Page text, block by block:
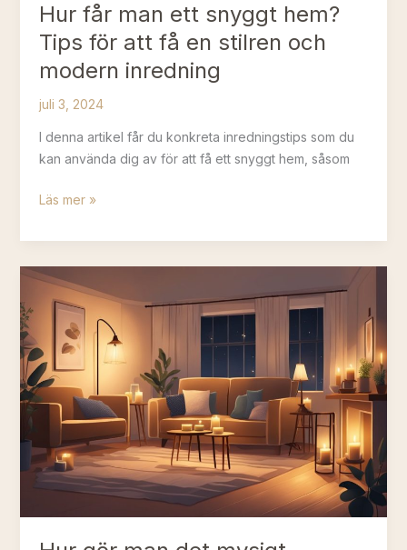
Hur får man ett snyggt hem?
Tips för att få en stilren och
modern inredning
juli 3, 2024
I denna artikel får du konkreta inredningstips som du
kan använda dig av för att få ett snyggt hem, såsom
Hur
man
ett
snyggt
hem?
för
att
få
stilren
och
modern
Läs mer »